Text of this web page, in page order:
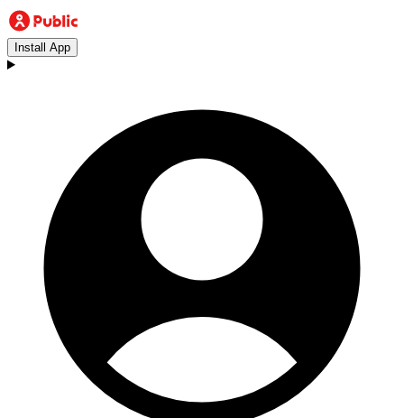
Install App